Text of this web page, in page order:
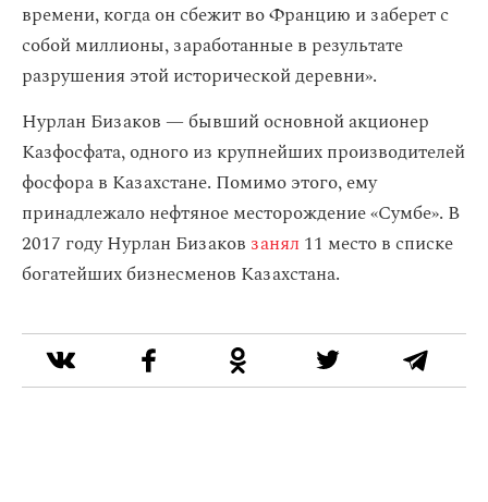
времени, когда он сбежит во Францию и заберет с
собой миллионы, заработанные в результате
разрушения этой исторической деревни».
Нурлан Бизаков — бывший основной акционер
Казфосфата, одного из крупнейших производителей
фосфора в Казахстане. Помимо этого, ему
принадлежало нефтяное месторождение «Сумбе». В
2017 году Нурлан Бизаков занял 11 место в списке
богатейших бизнесменов Казахстана.